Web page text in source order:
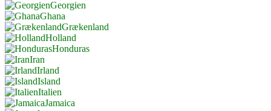
Georgien
Ghana
Grækenland
Holland
Honduras
Iran
Irland
Island
Italien
Jamaica